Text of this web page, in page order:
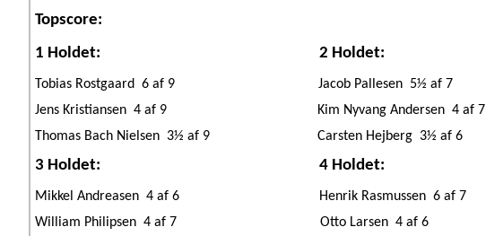
Topscore:
1 Holdet:
2 Holdet:
Tobias Rostgaard 6 af 9 Jacob Pallesen 5½ af 7
Jens Kristiansen 4 af 9 Kim Nyvang Andersen 4 af 7
Thomas Bach Nielsen 3½ af 9 Carsten Hejberg 3½ af 6
3 Holdet: 4 Holdet:
Mikkel Andreasen 4 af 6 Henrik Rasmussen 6 af 7
William Philipsen 4 af 7 Otto Larsen 4 af 6